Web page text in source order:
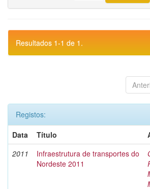
Resultados 1-1 de 1.
Registos:
Data
Título
2011
Infraestrutura de transportes do
Nordeste 2011